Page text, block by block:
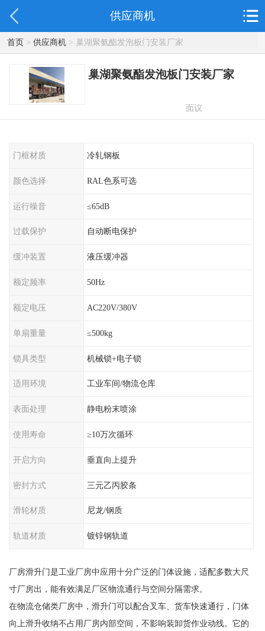
供应商机
首页> 供应商机> 巢湖聚氨酯发泡板门安装厂家
巢湖聚氨酯发泡板门安装厂家
面议
门框材质 冷轧钢板
颜色选择 RAL色系可选
运行噪音 ≤65dB
过载保护 自动断电保护
缓冲装置 液压缓冲器
额定频率 50Hz
额定电压 AC220V/380V
单扇重量 ≤500kg
锁具类型 机械锁+电子锁
适用环境 工业车间/物流仓库
表面处理 静电粉末喷涂
使用寿命 ≥10万次循环
开启方向 垂直向上提升
密封方式 三元乙丙胶条
滑轮材质 尼龙/钢质
轨道材质 镀锌钢轨道
厂房滑升门是工业厂房中应用十分广泛的门体设施，适配多数大尺
寸厂房出，能有效满足厂区物流通行与空间分隔需求。
在物流仓储类厂房中，滑升门可以配合叉车、货车快速通行，门体
向上滑升收纳不占用厂房内部空间，不影响装卸货作业动线。它的